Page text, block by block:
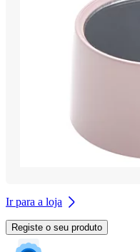
Ir para a loja
Registe o seu produto